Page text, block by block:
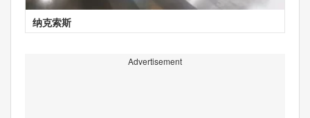
纳克索斯
Advertisement